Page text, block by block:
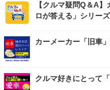
【クルマ疑問Q＆A
ロが答える」シリーズ
カーメーカー「旧車
クルマ好きにとって